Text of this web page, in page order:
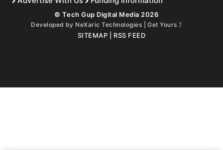
© Tech Gup Digital Media 2026
Developed by NeXaric Technologies | Get Yours⤴︎
SITEMAP RSS FEED